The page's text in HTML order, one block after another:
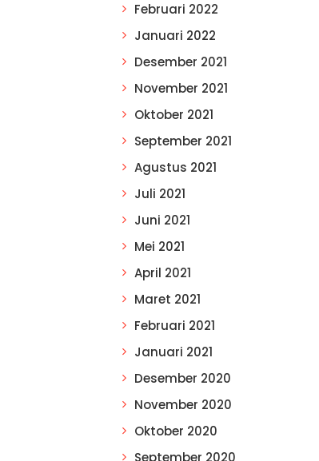
Februari 2022
Januari 2022
Desember 2021
November 2021
Oktober 2021
September 2021
Agustus 2021
Juli 2021
Juni 2021
Mei 2021
April 2021
Maret 2021
Februari 2021
Januari 2021
Desember 2020
November 2020
Oktober 2020